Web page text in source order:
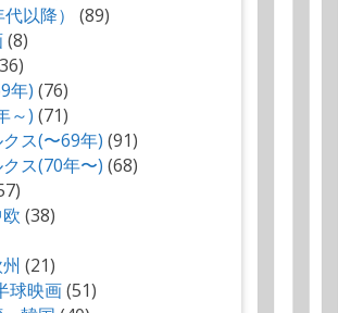
以降）
(89)
(8)
年) (76)
～) (71)
ス(〜69年) (91)
ス(70年〜) (68)
(38)
(21)
球映画(51)